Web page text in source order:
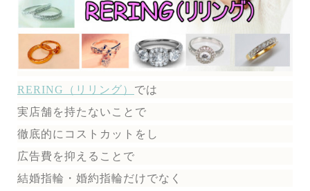
RERING（リリング） では
実店舗を持たないことで
徹底的にコストカットをし
広告費を抑えることで
結婚指輪・婚約指輪だけでなく